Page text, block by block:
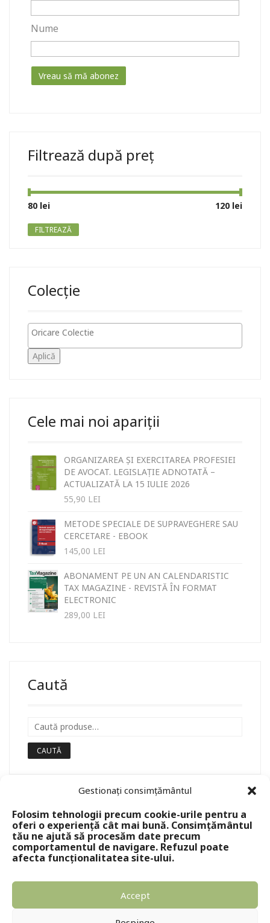
Gestionați consimțământul
Folosim tehnologii precum cookie-urile pentru a
oferi o experiență cât mai bună. Consimțământul
tău ne ajută să procesăm date precum
comportamentul de navigare. Refuzul poate
afecta funcționalitatea site-ului.
Accept
Nume
Filtrează după preț
Preț
Preț
FILTREAZĂ
80 lei 120 lei
Colecție
Aplică
Cele mai noi apariții
ORGANIZAREA ȘI EXERCITAREA PROFESIEI
DE AVOCAT. LEGISLAȚIE ADNOTATĂ –
ACTUALIZATĂ LA 15 IULIE 2026
55,90 LEI
METODE SPECIALE DE SUPRAVEGHERE SAU
CERCETARE - EBOOK
145,00 LEI
ABONAMENT PE UN AN CALENDARISTIC
TAX MAGAZINE - REVISTĂ ÎN FORMAT
ELECTRONIC
289,00 LEI
Caută
CAUTĂ